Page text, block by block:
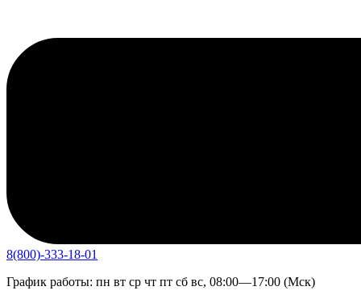
8(800)-333-18-01
График работы: пн вт ср чт пт сб вс, 08:00—17:00 (Мск)